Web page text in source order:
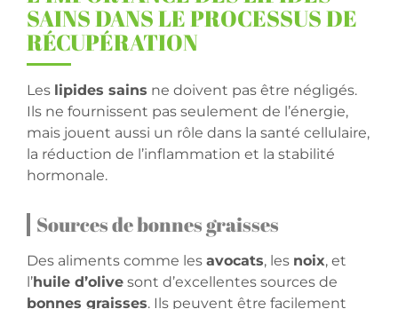
SAINS DANS LE PROCESSUS DE
RÉCUPÉRATION
Les lipides sains ne doivent pas être négligés.
Ils ne fournissent pas seulement de l’énergie,
mais jouent aussi un rôle dans la santé cellulaire,
la réduction de l’inflammation et la stabilité
hormonale.
Sources de bonnes graisses
Des aliments comme les avocats, les noix, et
l’huile d’olive sont d’excellentes sources de
bonnes graisses. Ils peuvent être facilement